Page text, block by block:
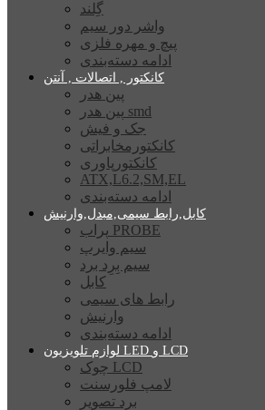
گِلند
واشر دور سیم
پیچ و مهره فلزی
ادامه دسته‌بندی
کانکتور , اتصالات , آنتن
پین هدر
پین هدر smd
جک و فیش
کانکتورمخابراتی
کانکتورپاوری
ATX,L6.2,SM,EL
ادامه دسته‌بندی
کابل,رابط سیمی,مبدل,وارنیش
پراب PROBE
سیم وایرپ
سیم بِرِد برد
کابل
رابط های سیمی
وارنیش
ادامه دسته‌بندی
لوازم تلویزیون LED و LCD
چوک LCD
لامپ فلورسنت
برد تصویر